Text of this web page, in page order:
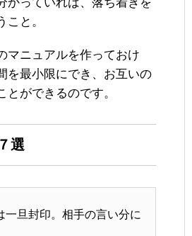
こと。
マニュアルを作っておけ
を最小限にでき、お互いの
とができるのです。
選
一旦封印。相手の言い分に